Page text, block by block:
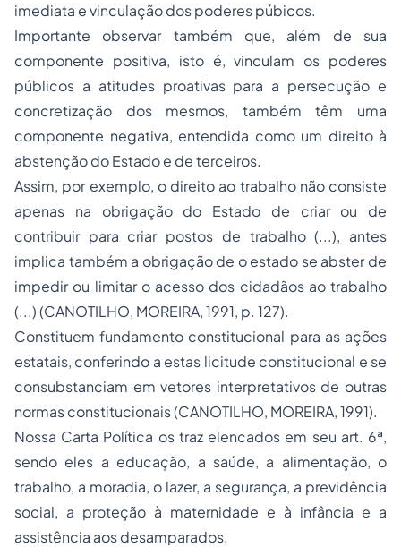
imediata e vinculação dos poderes púbicos.
Importante observar também que, além de sua
componente positiva, isto é, vinculam os poderes
públicos a atitudes proativas para a persecução e
concretização dos mesmos, também têm uma
componente negativa, entendida como um direito à
abstenção do Estado e de terceiros.
Assim, por exemplo, o direito ao trabalho não consiste
apenas na obrigação do Estado de criar ou de
contribuir para criar postos de trabalho (...), antes
implica também a obrigação de o estado se abster de
impedir ou limitar o acesso dos cidadãos ao trabalho
(...) (CANOTILHO, MOREIRA, 1991, p. 127).
Constituem fundamento constitucional para as ações
estatais, conferindo a estas licitude constitucional e se
consubstanciam em vetores interpretativos de outras
normas constitucionais (CANOTILHO, MOREIRA, 1991).
Nossa Carta Política os traz elencados em seu art. 6ª,
sendo eles a educação, a saúde, a alimentação, o
trabalho, a moradia, o lazer, a segurança, a previdência
social, a proteção à maternidade e à infância e a
assistência aos desamparados.